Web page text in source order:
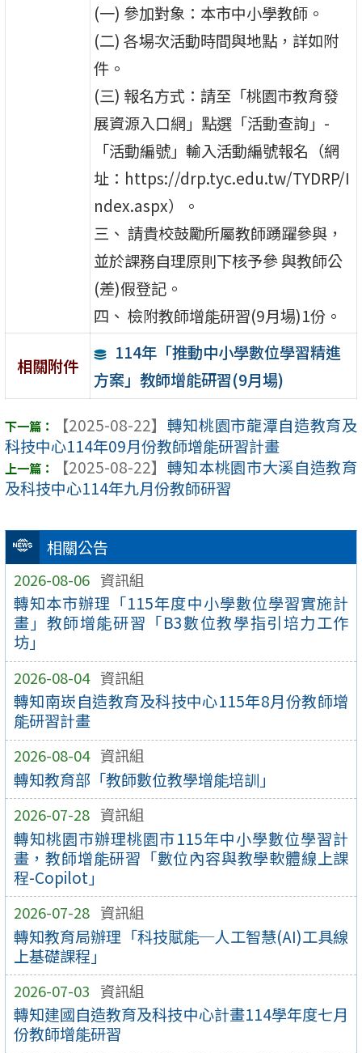
相關公告
2026-08-06 資訊組
轉知本市辦理「115年度中小學數位學習實施計
畫」教師增能研習「B3數位教學指引培力工作
坊」
2026-08-04 資訊組
轉知南崁自造教育及科技中心115年8月份教師增
能研習計畫
2026-08-04 資訊組
轉知教育部「教師數位教學增能培訓」
2026-07-28 資訊組
轉知桃園市辦理桃園市115年中小學數位學習計
畫，教師增能研習「數位內容與教學軟體線上課
程-Copilot」
2026-07-28 資訊組
轉知教育局辦理「科技賦能─人工智慧(AI)工具線
上基礎課程」
2026-07-03 資訊組
轉知建國自造教育及科技中心計畫114學年度七月
份教師增能研習
(一) 參加對象：本市中小學教師。
(二) 各場次活動時間與地點，詳如附
件。
(三) 報名方式：請至「桃園市教育發
展資源入口網」點選「活動查詢」-
「活動編號」輸入活動編號報名（網
址：https://drp.tyc.edu.tw/TYDRP/I
ndex.aspx）。
三、 請貴校鼓勵所屬教師踴躍參與，
並於課務自理原則下核予參 與教師公
(差)假登記。
四、 檢附教師增能研習(9月場)1份。
相關附件
114年「推動中小學數位學習精進
方案」教師增能研習(9月場)
【2025-08-22】 轉知桃園市龍潭自造教育及
科技中心114年09月份教師增能研習計畫
【2025-08-22】 轉知本桃園市大溪自造教育
及科技中心114年九月份教師研習